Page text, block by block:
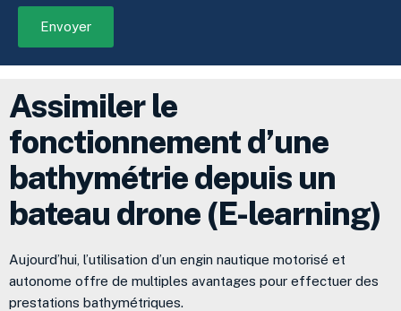
Assimiler le
fonctionnement d’une
bathymétrie depuis un
bateau drone (E-learning)
Aujourd’hui, l’utilisation d’un engin nautique motorisé et
autonome offre de multiples avantages pour effectuer des
prestations bathymétriques.